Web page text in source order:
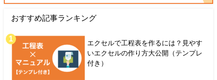
おすすめ記事ランキング
エクセルで工程表を作るには？見やす
いエクセルの作り方大公開（テンプレ
付き）